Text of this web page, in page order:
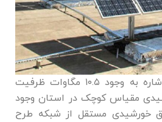
«محمد میرشمس» با اشاره به وجود ۱۰.۵ مگاوات ظرفیت
مقیاس کوچک در استان وجود
برق خورشیدی مستقل از شبکه طرح